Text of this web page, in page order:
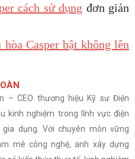
cách sử dụng đơn giản
hòa Casper bật không lên
– CEO thương hiệu Kỹ sư Điện
kinh nghiệm trong lĩnh vực điện
dụng. Với chuyên môn vững
mê công nghệ, anh xây dựng